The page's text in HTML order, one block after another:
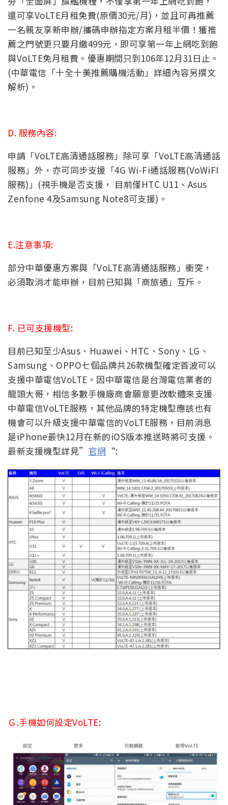
還可享VoLTE月租免費(原價30元/月) ，並且可再推薦
一名親友享新申辦/攜碼申辦指定方案月租半價！獲推
薦之門號更只要月繳499元，即可享第一年上網吃到飽
與VoLTE免月租費。優惠期間只到106年12月31日止。
(中華電信「十全十美推薦購機活動」詳細內容另撰文
解析)。
D. 服務內容:
申請「VoLTE高清通話服務」除可享「VoLTE高清通話
服務」外，亦可同步支援「4G Wi-Fi通話服務(VoWiFI
服務)」(視手機是否支援， 目前僅HTC U11、Asus
Zenfone 4及Samsung Note8可支援)。
E.注意事項:
部分中華優惠方案與「VoLTE高清通話服務」衝突，
必須取消才能申辦，目前已知與「商旅通」互斥。
F. 已可支援機型:
目前已知至少Asus、Huawei、HTC、Sony、LG、
Samsung、OPPO七個品牌共26款機型確定首波可以
支援中華電信VoLTE。因中華電信是台灣電信業者的
龍頭大哥，相信多數手機廠商會願意更改軟體來支援
中華電信VoLTE服務，其他品牌的特定機型應該也有
機會可以升級支援中華電信的VoLTE服務，目前消息
是iPhone最快12月在新的iOS版本推送時將可支援。
最新支援機型詳見” 官網 “:
Ｇ.手機如何設定VoLTE: